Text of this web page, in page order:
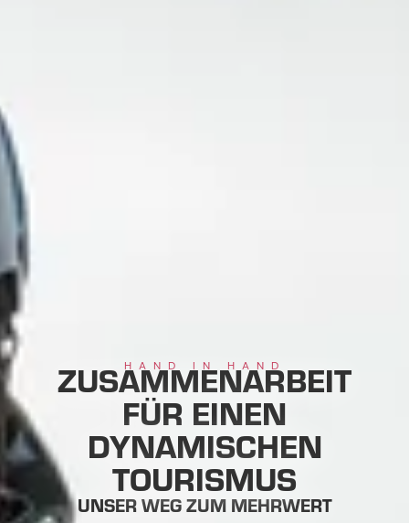
HAND IN HAND
ZUSAMMENARBEIT
FÜR EINEN
DYNAMISCHEN
TOURISMUS
UNSER WEG ZUM MEHRWERT